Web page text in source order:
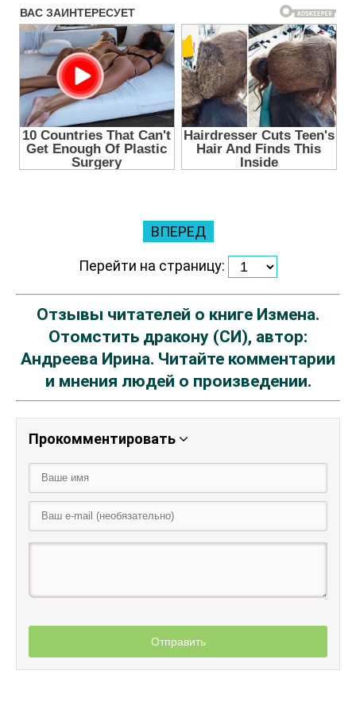
ВПЕРЕД
Перейти на страницу:
Отзывы читателей о книге Измена.
Отомстить дракону (СИ), автор:
Андреева Ирина. Читайте комментарии
и мнения людей о произведении.
Прокомментировать
Отправить